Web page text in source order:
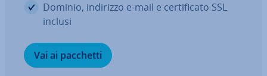
Dominio, indirizzo e-mail e cer­ti­fi­ca­to SSL
inclusi
Vai ai pacchetti